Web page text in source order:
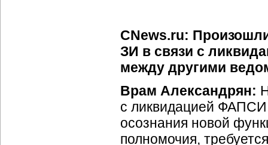
CNews.ru:
ЗИ в связи с
между другими
Врам Александрян:
с ликвидацией
осознания новой
полномочия,